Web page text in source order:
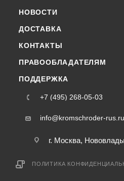
НОВОСТИ
ДОСТАВКА
КОНТАКТЫ
ПРАВООБЛАДАТЕЛЯМ
ПОДДЕРЖКА
+7 (495) 268-05-03
info@kromschroder-rus.ru
г. Москва,
ПОЛИТИКА